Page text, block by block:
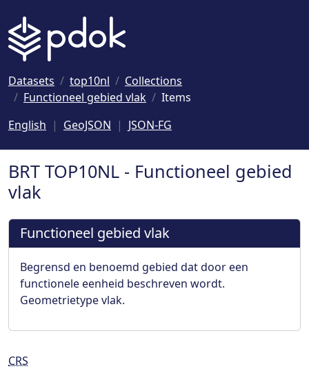
Datasets top10nl
Collections
Functioneel gebied vlak
Items
English
GeoJSON JSON-FG
BRT TOP10NL - Functioneel gebied
vlak
Functioneel gebied vlak
Begrensd en benoemd gebied dat door een
functionele eenheid beschreven wordt.
Geometrietype vlak.
CRS